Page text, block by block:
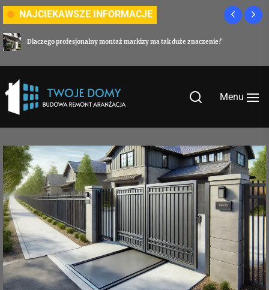
Skip
to
the
content
NAJCIEKAWSZE INFORMACJE
Dlaczego profesjonalny montaż markizy ma tak duże znaczenie?
Menu